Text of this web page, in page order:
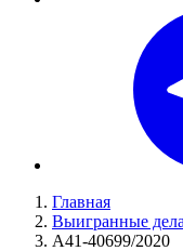
Главная
Выигранные
А41-40699/2020